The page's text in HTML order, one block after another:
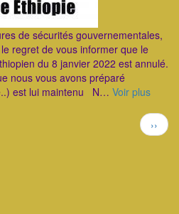
de sécurités gouvernementales,
regret de vous informer que le
du 8 janvier 2022 est annulé.
nous vous avons préparé
est lui maintenu N… Voir plus
Page
››